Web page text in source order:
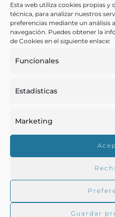
Esta web utiliza cookies propias y
técnica, para analizar nuestros
preferencias mediante un análisis
navegación. Puedes obtener la
de Cookies en el siguiente enlace:
Funcionales
Estadísticas
Marketing
Guardar
ellas contenidas, assi de los
succedaneos que por los
en el
Jubera, Alonso de
Valladolid - 1578
Real Academia de
Trabajamos para difundir y
La RAG